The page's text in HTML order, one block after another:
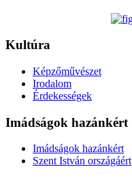
Kultúra
Képzőművészet
Irodalom
Érdekességek
Imádságok hazánkért
Imádságok hazánkért
Szent István országáért